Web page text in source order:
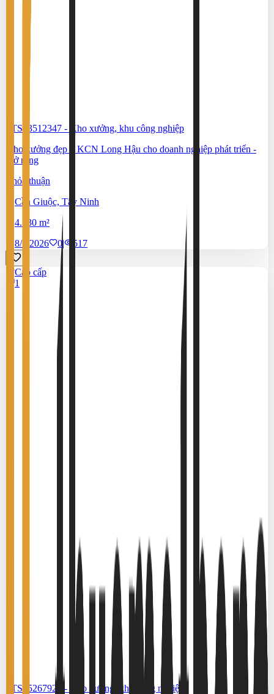
#TS83512347 -
Kho xưởng, khu công nghiệp
Kho xưởng đẹp ở KCN Long Hậu cho doanh nghiệp phát triển -
mở rộng
Thỏa thuận
Cần Giuộc, Tây Ninh
4.130 m²
8/7/2026
0| 517
Cao cấp
1
#TS65267922 -
Kho xưởng, khu công nghiệp